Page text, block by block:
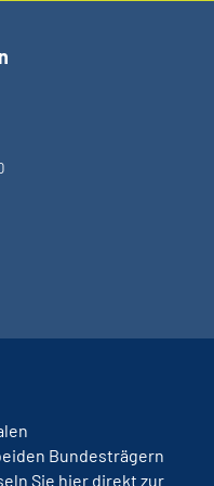
Bundesträgern
Sie hier direkt zur